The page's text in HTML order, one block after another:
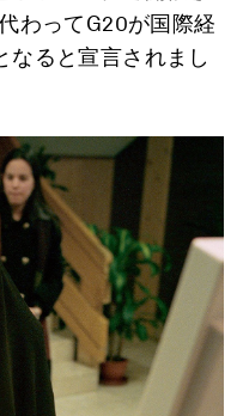
わってG20が国際経
なると宣言されまし